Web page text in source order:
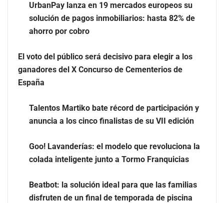
Eulalia Roig lanza ‘The Journal’, una revista digital
mensual de entrevistas y fotografía editorial
UrbanPay lanza en 19 mercados europeos su
solución de pagos inmobiliarios: hasta 82% de
ahorro por cobro
El voto del público será decisivo para elegir a los
ganadores del X Concurso de Cementerios de
España
Talentos Martiko bate récord de participación y
anuncia a los cinco finalistas de su VII edición
Goo! Lavanderías: el modelo que revoluciona la
colada inteligente junto a Tormo Franquicias
Beatbot: la solución ideal para que las familias
disfruten de un final de temporada de piscina